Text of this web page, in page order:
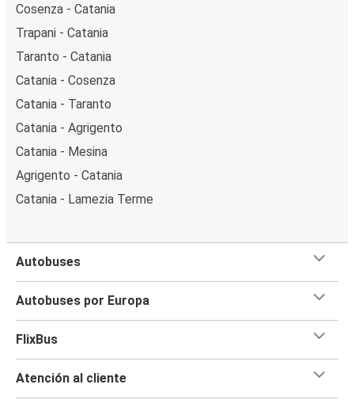
Cosenza - Catania
Trapani - Catania
Taranto - Catania
Catania - Cosenza
Catania - Taranto
Catania - Agrigento
Catania - Mesina
Agrigento - Catania
Catania - Lamezia Terme
Autobuses
Autobuses por Europa
FlixBus
Atención al cliente